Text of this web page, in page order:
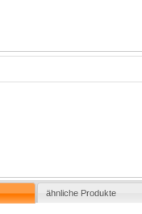
ähnliche Produkte